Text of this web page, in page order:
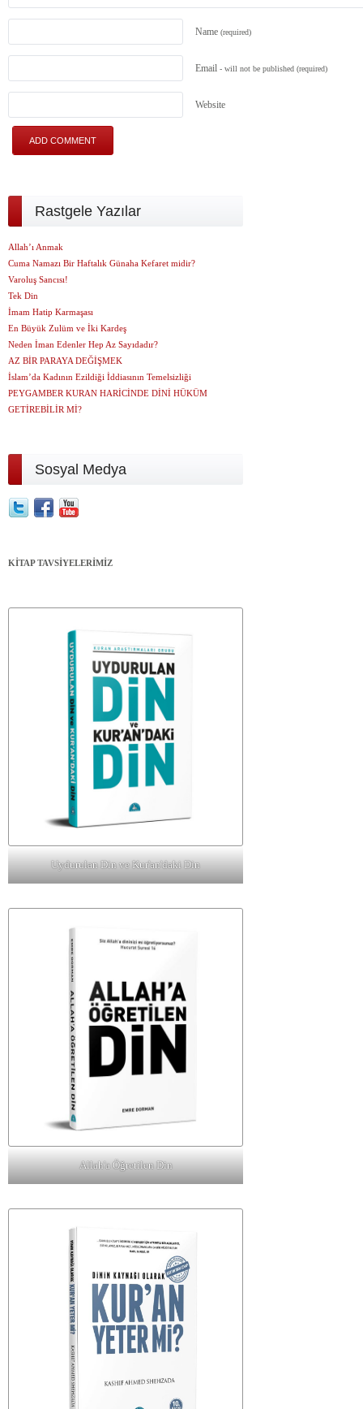
Name (required)
Email - will not be published (required)
Website
Rastgele Yazılar
Allah’ı Anmak
Cuma Namazı Bir Haftalık Günaha Kefaret midir?
Varoluş Sancısı!
Tek Din
İmam Hatip Karmaşası
En Büyük Zulüm ve İki Kardeş
Neden İman Edenler Hep Az Sayıdadır?
AZ BİR PARAYA DEĞİŞMEK
İslam’da Kadının Ezildiği İddiasının Temelsizliği
PEYGAMBER KURAN HARİCİNDE DİNİ HÜKÜM
GETİREBİLİR Mİ?
Sosyal Medya
KİTAP TAVSİYELERİMİZ
Uydurulan Din ve Kur'an'daki Din
Allah'a Öğretilen Din